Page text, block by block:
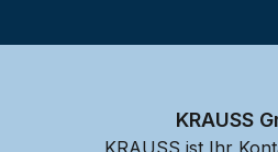
KRAUSS
KRAUSS ist Ihr